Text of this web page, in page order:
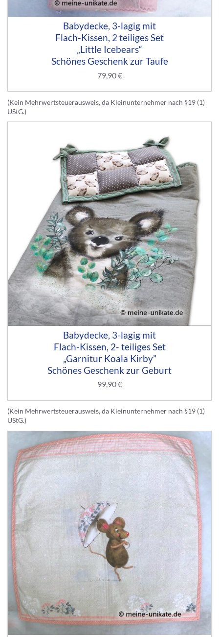
Babydecke, 3-lagig mit
Flach-Kissen, 2 teiliges Set
„Little Icebears“
Schönes Geschenk zur Taufe
79,90€
(Kein Mehrwertsteuerausweis, da Kleinunternehmer nach §19 (1)
UStG.)
Babydecke, 3-lagig mit
Flach-Kissen, 2- teiliges Set
„Garnitur Koala Kirby”
Schönes Geschenk zur Geburt
99,90€
(Kein Mehrwertsteuerausweis, da Kleinunternehmer nach §19 (1)
UStG.)